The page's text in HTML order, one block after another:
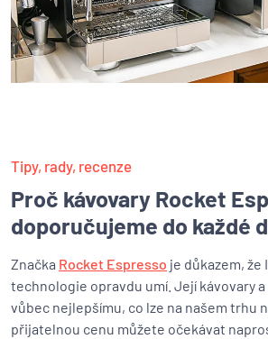
Tipy, rady, recenze
Proč kávovary Rocket
doporučujeme do každé
Značka Rocket Espresso je důkazem, že
technologie opravdu umí. Její kávovary
vůbec nejlepšímu, co lze na našem trhu
přijatelnou cenu můžete očekávat